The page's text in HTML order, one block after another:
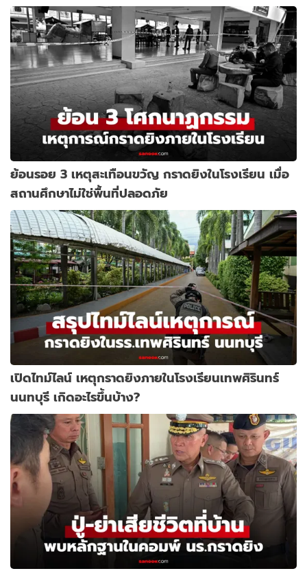
ย้อนรอย 3 เหตุสะเทือนขวัญ กราดยิงในโรงเรียน เมื่อ
สถานศึกษาไม่ใช่พื้นที่ปลอดภัย
เปิดไทม์ไลน์ เหตุกราดยิงภายในโรงเรียนเทพศิรินทร์
นนทบุรี เกิดอะไรขึ้นบ้าง?